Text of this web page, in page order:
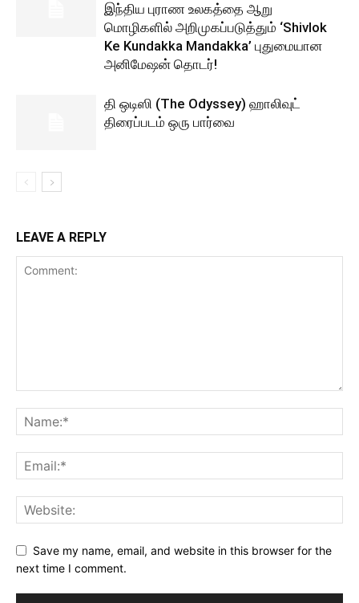
இந்திய புராண உலகத்தை ஆறு
மொழிகளில் அறிமுகப்படுத்தும் ‘Shivlok
Ke Kundakka Mandakka’ புதுமையான
அனிமேஷன் தொடர்!
தி ஒடிஸி (The Odyssey) ஹாலிவுட்
திரைப்படம் ஒரு பார்வை
LEAVE A REPLY
Save my name, email, and website in this browser for the
next time I comment.